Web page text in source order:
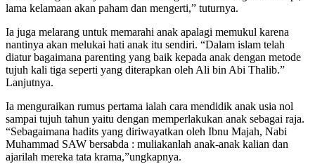
lama kelamaan akan paham dan mengerti,” tuturnya.
Ia juga melarang untuk memarahi anak apalagi memukul karena
nantinya akan melukai hati anak itu sendiri. “Dalam islam telah
diatur bagaimana parenting yang baik kepada anak dengan metode
tujuh kali tiga seperti yang diterapkan oleh Ali bin Abi Thalib.”
Lanjutnya.
Ia menguraikan rumus pertama ialah cara mendidik anak usia nol
sampai tujuh tahun yaitu dengan memperlakukan anak sebagai raja.
“Sebagaimana hadits yang diriwayatkan oleh Ibnu Majah, Nabi
Muhammad SAW bersabda : muliakanlah anak-anak kalian dan
ajarilah mereka tata krama,”ungkapnya.